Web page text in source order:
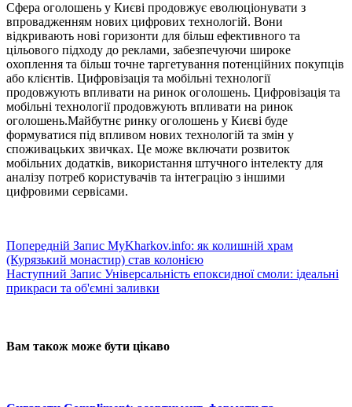
Сфера оголошень у Києві продовжує еволюціонувати з
впровадженням нових цифрових технологій. Вони
відкривають нові горизонти для більш ефективного та
цільового підходу до реклами, забезпечуючи широке
охоплення та більш точне таргетування потенційних покупців
або клієнтів. Цифровізація та мобільні технології
продовжують впливати на ринок оголошень. Цифровізація та
мобільні технології продовжують впливати на ринок
оголошень.Майбутнє ринку оголошень у Києві буде
формуватися під впливом нових технологій та змін у
споживацьких звичках. Це може включати розвиток
мобільних додатків, використання штучного інтелекту для
аналізу потреб користувачів та інтеграцію з іншими
цифровими сервісами.
Попередній Запис MyKharkov.info: як колишній храм
(Курязький монастир) став колонією
Наступний Запис Універсальність епоксидної смоли: ідеальні
прикраси та об'ємні заливки
Вам також може бути цікаво